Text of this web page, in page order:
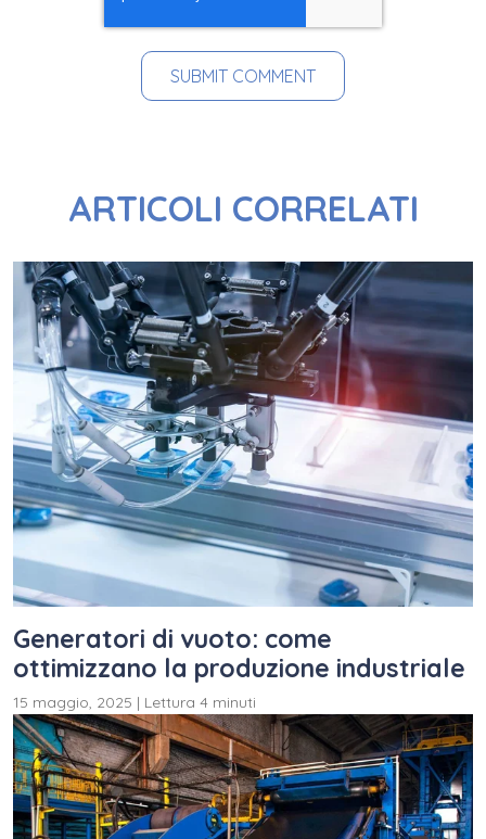
ARTICOLI CORRELATI
Generatori di vuoto: come
ottimizzano la produzione industriale
15 maggio, 2025 | Lettura 4 minuti